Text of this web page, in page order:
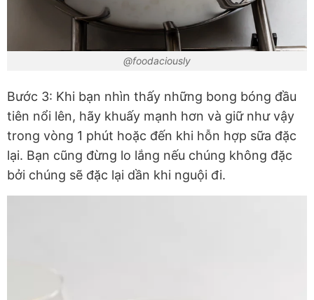
@foodaciously
Bước 3: Khi bạn nhìn thấy những bong bóng đầu
tiên nổi lên, hãy khuấy mạnh hơn và giữ như vậy
trong vòng 1 phút hoặc đến khi hỗn hợp sữa đặc
lại. Bạn cũng đừng lo lắng nếu chúng không đặc
bởi chúng sẽ đặc lại dần khi nguội đi.